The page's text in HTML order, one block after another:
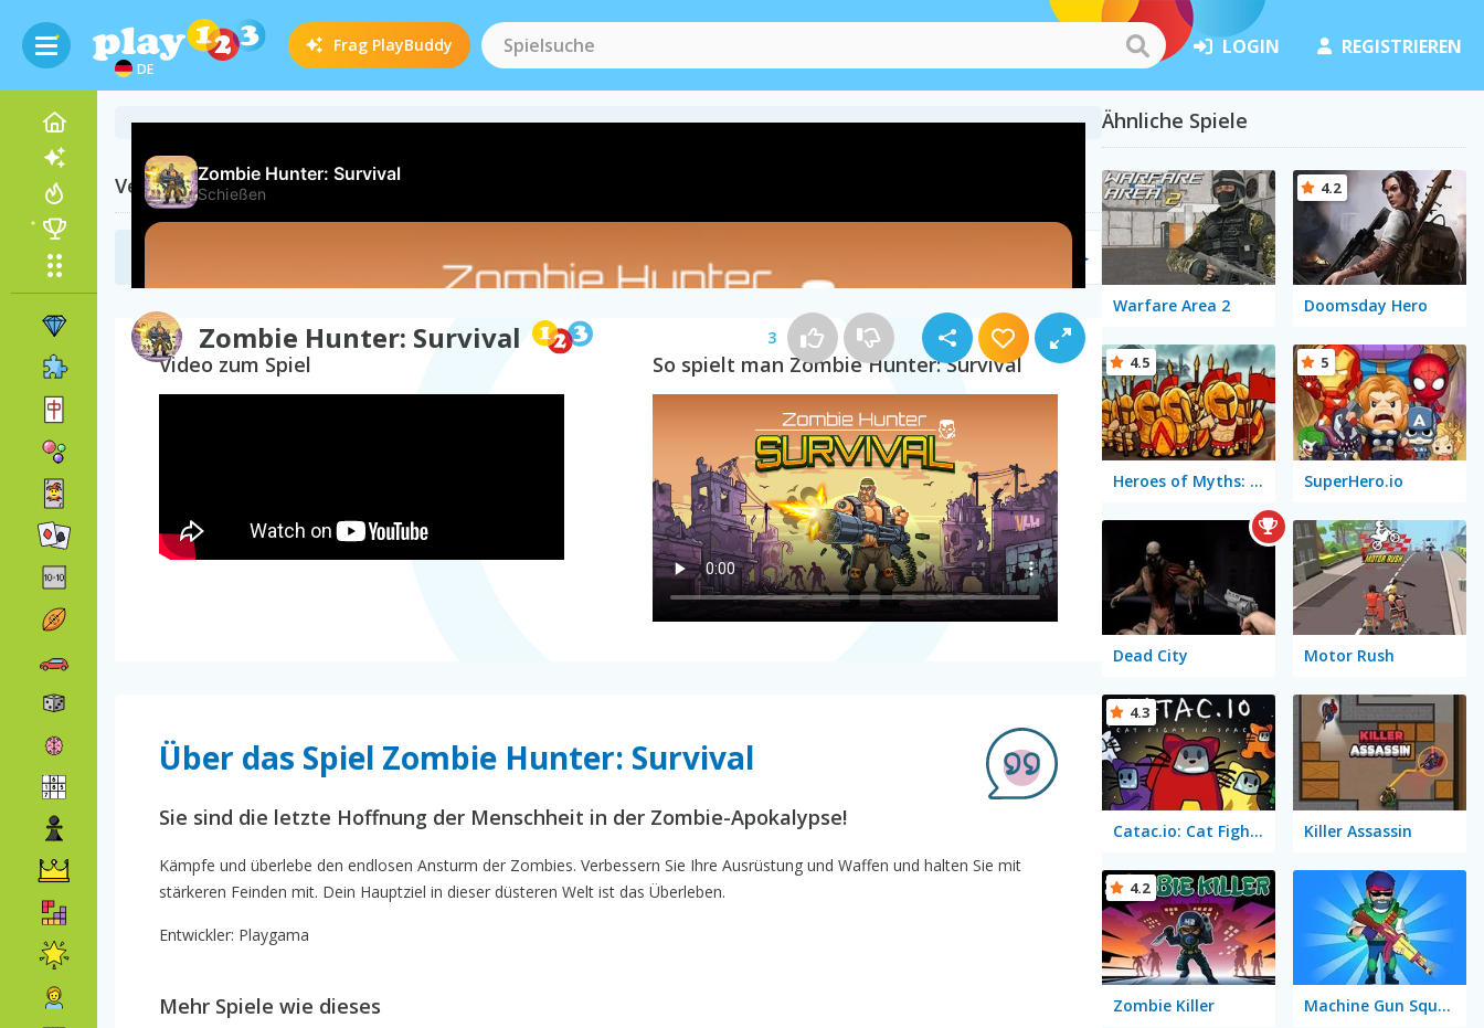
DE
Frag PlayBuddy LOGIN REGISTRIEREN
Zombie Hunter: Survival 3
Verwandte Kategorien
Waffen Spiele
Video zum Spiel So spielt man Zombie Hunter: Survival
Über das Spiel Zombie Hunter: Survival
Sie sind die letzte Hoffnung der Menschheit in der Zombie-Apokalypse!
Kämpfe und überlebe den endlosen Ansturm der Zombies. Verbessern Sie Ihre Ausrüstung und Waffen und halten Sie mit
stärkeren Feinden mit. Dein Hauptziel in dieser düsteren Welt ist das Überleben.
Entwickler: Playgama
Mehr Spiele wie dieses
Ähnliche Spiele
Warfare Area 2 Doomsday Hero
4.2
Heroes of Myths: Warriors of Gods
4.5
SuperHero.io
5
Dead City Motor Rush
Catac.io: Cat Fight in Space
4.3
Killer Assassin
Zombie Killer
4.2
Machine Gun Squad